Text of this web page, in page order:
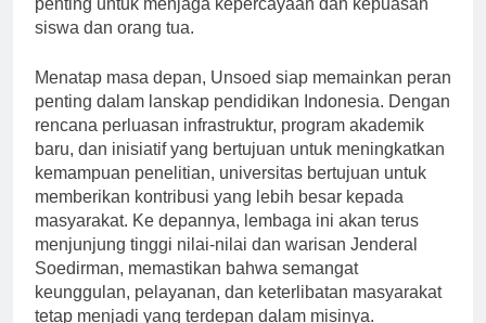
penting untuk menjaga kepercayaan dan kepuasan
Menatap masa depan, Unsoed siap memainkan peran
penting dalam lanskap pendidikan Indonesia. Dengan
rencana perluasan infrastruktur, program akademik
baru, dan inisiatif yang bertujuan untuk meningkatkan
kemampuan penelitian, universitas bertujuan untuk
memberikan kontribusi yang lebih besar kepada
masyarakat. Ke depannya, lembaga ini akan terus
menjunjung tinggi nilai-nilai dan warisan Jenderal
Soedirman, memastikan bahwa semangat
keunggulan, pelayanan, dan keterlibatan masyarakat